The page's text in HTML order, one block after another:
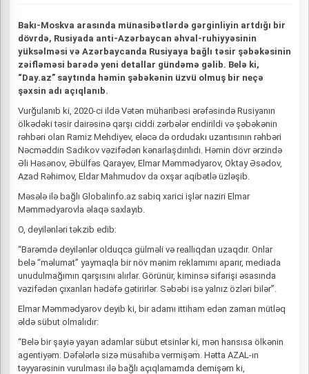
Bakı-Moskva arasında münasibətlərdə gərginliyin artdığı bir
dövrdə, Rusiyada anti-Azərbaycan əhval-ruhiyyəsinin
yüksəlməsi və Azərbaycanda Rusiyaya bağlı təsir şəbəkəsinin
zəifləməsi barədə yeni detallar gündəmə gəlib. Belə ki,
“Day.az” saytında həmin şəbəkənin üzvü olmuş bir neçə
şəxsin adı açıqlanıb.
Vurğulanıb ki, 2020-ci ildə Vətən müharibəsi ərəfəsində Rusiyanın
ölkədəki təsir dairəsinə qarşı ciddi zərbələr endirildi və şəbəkənin
rəhbəri olan Ramiz Mehdiyev, eləcə də ordudakı uzantısının rəhbəri
Nəcməddin Sadıkov vəzifədən kənarlaşdırılıdı. Həmin dövr ərzində
Əli Həsənov, Əbülfəs Qarayev, Elmar Məmmədyarov, Oktay Əsədov,
Azad Rəhimov, Eldar Mahmudov da oxşar aqibətlə üzləşib.
Məsələ ilə bağlı Globalinfo.az sabiq xarici işlər naziri Elmar
Məmmədyarovla əlaqə saxlayıb.
O, deyilənləri təkzib edib:
“Barəmdə deyilənlər olduqca gülməli və reallıqdan uzaqdır. Onlar
belə “məlumat” yaymaqla bir növ mənim reklamımı aparır, mediada
unudulmağımın qarşısını alırlar. Görünür, kiminsə sifarişi əsasında
vəzifədən çıxanları hədəfə gətirirlər. Səbəbi isə yalnız özləri bilər”.
Elmar Məmmədyarov deyib ki, bir adamı ittiham edən zaman mütləq
əldə sübut olmalıdır:
“Belə bir şayiə yayan adamlar sübut etsinlər ki, mən hansısa ölkənin
agentiyəm. Dəfələrlə sizə müsahibə vermişəm. Hətta AZAL-ın
təyyarəsinin vurulması ilə bağlı açıqlamamda demişəm ki,